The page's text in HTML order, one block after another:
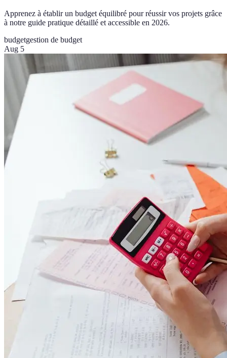
Apprenez à établir un budget équilibré pour réussir vos projets grâce
à notre guide pratique détaillé et accessible en 2026.
budgetgestion de budget
Aug 5